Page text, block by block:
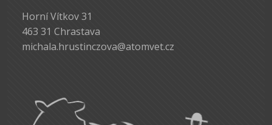
Horní Vítkov 31
463 31 Chrastava
michala.hrustinczova@atomvet.cz